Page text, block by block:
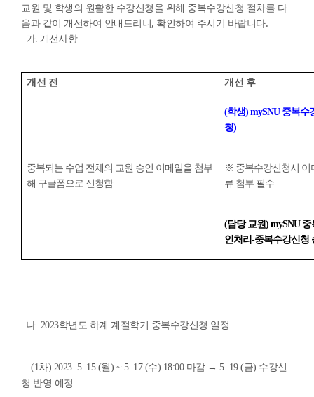
교원 및 학생의 원활한 수강신청을 위해 중복수강신청 절차를 다
음과 같이 개선하여 안내드리니, 확인하여 주시기 바랍니다.
가. 개선사항
개선 전 개선 후
중복되는 수업 전체의 교원 승인 이메일을 첨부
해 구글폼으로 신청함
(학생) mySNU 중복
청)
※ 중복수강신청시 이
류 첨부 필수
(담당 교원) mySNU
인처리-중복수강신청
나. 2023학년도 하계 계절학기 중복수강신청 일정
(1차) 2023. 5. 15.(월) ~ 5. 17.(수) 18:00 마감 → 5. 19.(금) 수강신
청 반영 예정